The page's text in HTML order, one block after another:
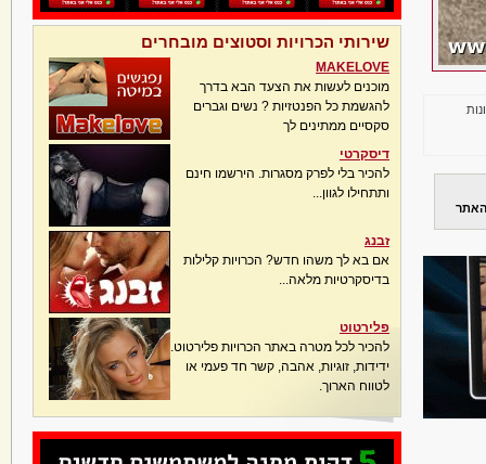
האתר
שירותי הכרויות וסטוצים מובחרים
MAKELOVE
מוכנים לעשות את הצעד הבא בדרך
להגשמת כל הפנטזיות ? נשים וגברים
סקסיים ממתינים לך
דיסקרטי
להכיר בלי לפרק מסגרות. הירשמו חינם
ותתחילו לגוון...
זבנג
אם בא לך משהו חדש? הכרויות קלילות
בדיסקרטיות מלאה...
פלירטוט
להכיר לכל מטרה באתר הכרויות פלירטוט.
ידידות, זוגיות, אהבה, קשר חד פעמי או
לטווח הארוך.